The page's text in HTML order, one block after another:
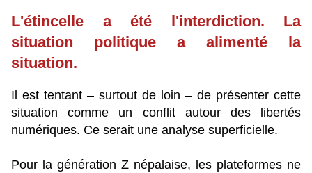
L'étincelle a été l'interdiction. La
situation politique a alimenté la
situation.
Il est tentant – surtout de loin – de présenter cette
situation comme un conflit autour des libertés
numériques. Ce serait une analyse superficielle.
Pour la génération Z népalaise, les plateformes ne